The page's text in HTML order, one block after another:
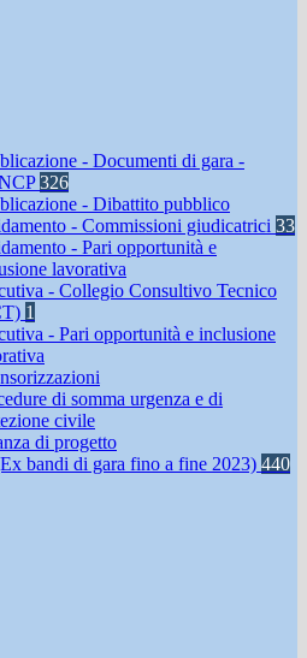
- Documenti di gara -
326
- Dibattito pubblico
- Commissioni giudicatrici 33
- Pari opportunità e
lavorativa
- Collegio Consultivo Tecnico
1
- Pari opportunità e inclusione
di somma urgenza e di
civile
di progetto
bandi di gara fino a fine 2023) 440